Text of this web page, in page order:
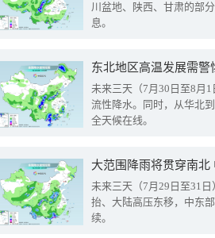
川盆地、陕西、甘肃的部
息。
东北地区高温发展需
未来三天（7月30日至8月
流性降水。同时，从华北
全天候在线。
大范围降雨将贯穿南
未来三天（7月29日至31
抬、大陆高压东移，中东
续。